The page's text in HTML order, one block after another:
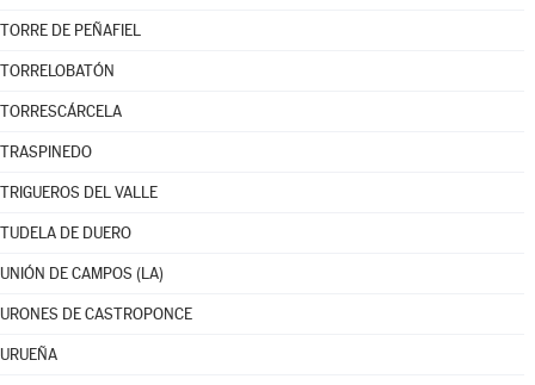
TORRE DE PEÑAFIEL
TORRELOBATÓN
TORRESCÁRCELA
TRASPINEDO
TRIGUEROS DEL VALLE
TUDELA DE DUERO
UNIÓN DE CAMPOS (LA)
URONES DE CASTROPONCE
URUEÑA